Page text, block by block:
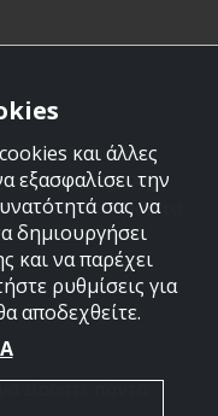
η Αντικαταβολή,
πιστωτική κάρτα
είσαστε πάντα
και άλλες
εξασφαλίσει την
σας να
δημιουργήσει
και να παρέχει
ρυθμίσεις για
αποδεχθείτε.